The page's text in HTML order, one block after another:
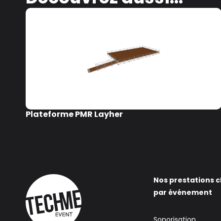
Plateforme PMR Layher
Nos prestations
par événement